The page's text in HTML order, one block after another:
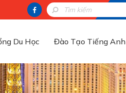
Du Học Đào Tạo Tiếng Anh